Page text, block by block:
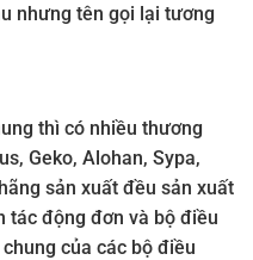
nhưng tên gọi lại tương
thì có nhiều thương
Geko, Alohan, Sypa,
sản xuất đều sản xuất
tác động đơn và bộ điều
của các bộ điều